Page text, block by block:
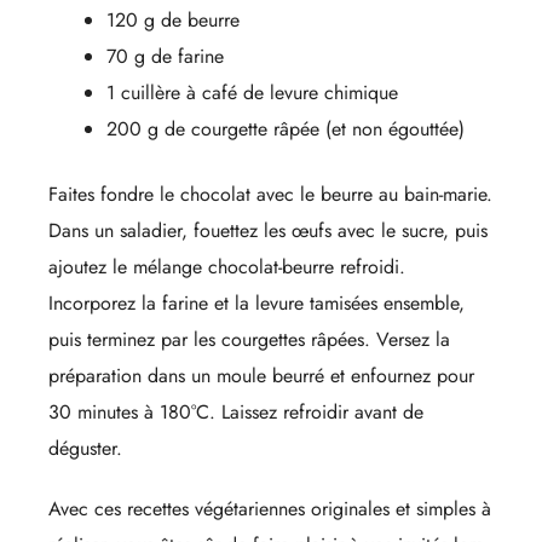
120 g de beurre
70 g de farine
1 cuillère à café de levure chimique
200 g de courgette râpée (et non égouttée)
Faites fondre le chocolat avec le beurre au bain-marie.
Dans un saladier, fouettez les œufs avec le sucre, puis
ajoutez le mélange chocolat-beurre refroidi.
Incorporez la farine et la levure tamisées ensemble,
puis terminez par les courgettes râpées. Versez la
préparation dans un moule beurré et enfournez pour
30 minutes à 180°C. Laissez refroidir avant de
déguster.
Avec ces recettes végétariennes originales et simples à